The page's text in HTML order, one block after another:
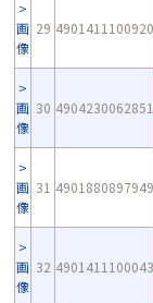
画
像
29 4901411100920
画
像
30 4904230062851
画
像
31 4901880897949
画
像
32 4901411100043